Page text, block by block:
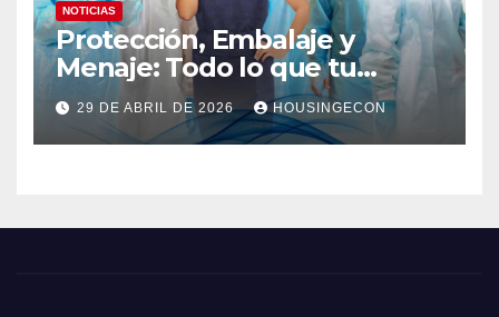
NOTICIAS
Protección, Embalaje y
Menaje: Todo lo que tu
negocio necesita en un solo
lugar
29 DE ABRIL DE 2026 HOUSINGECON